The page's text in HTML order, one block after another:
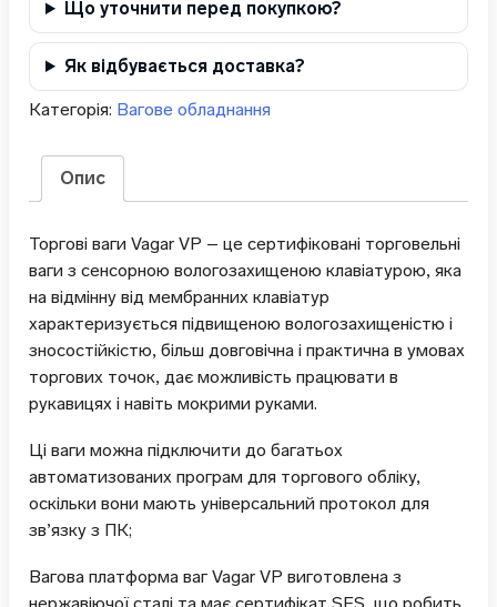
Що уточнити перед покупкою?
Як відбувається доставка?
Категорія: Вагове обладнання
Опис
Торгові ваги Vagar VP – це сертифіковані торговельні
ваги з сенсорною вологозахищеною клавіатурою, яка
на відмінну від мембранних клавіатур
характеризується підвищеною вологозахищеністю і
зносостійкістю, більш довговічна і практична в умовах
торгових точок, дає можливість працювати в
рукавицях і навіть мокрими руками.
Ці ваги можна підключити до багатьох
автоматизованих програм для торгового обліку,
оскільки вони мають універсальний протокол для
зв’язку з ПК;
Вагова платформа ваг Vagar VP виготовлена з